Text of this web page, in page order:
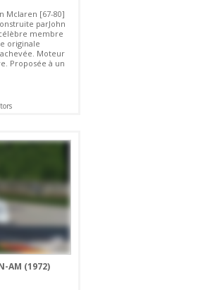
Mclaren [67-80]
parJohn
membre
originale
Moteur
Proposée à un
AM (1972)